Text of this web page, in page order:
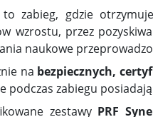
zabieg, gdzie
wzrostu, przez
naukowe
na bezpiecznych,
podczas zabiegu
zestawy PRF